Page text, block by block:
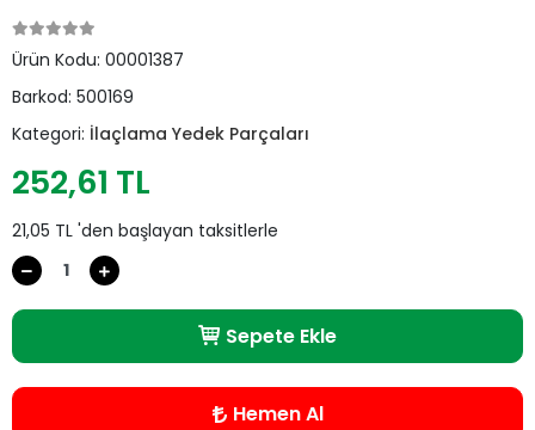
Ürün Kodu: 00001387
Barkod: 500169
Kategori: İlaçlama Yedek Parçaları
252,61 TL
21,05 TL 'den başlayan taksitlerle
Sepete Ekle
Hemen Al